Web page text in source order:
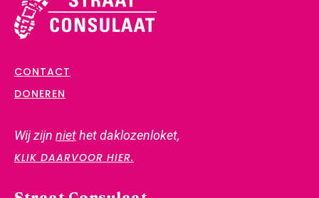
CONTACT
DONEREN
Wij zijn niethet daklozenloket,
KLIK DAARVOOR HIER.